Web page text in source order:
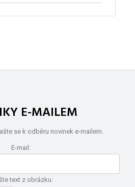
E-MAILEM
se k odběru novinek e-mailem.
E-mail:
text z obrázku: